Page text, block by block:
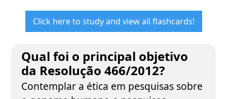
Click here to study and view all flashcards!
Qual foi o principal objetivo
da Resolução 466/2012?
Contemplar a ética em pesquisas sobre